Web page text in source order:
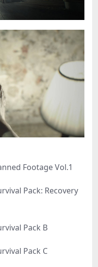
Footage Vol.1
Pack: Recovery
Pack B
Pack C